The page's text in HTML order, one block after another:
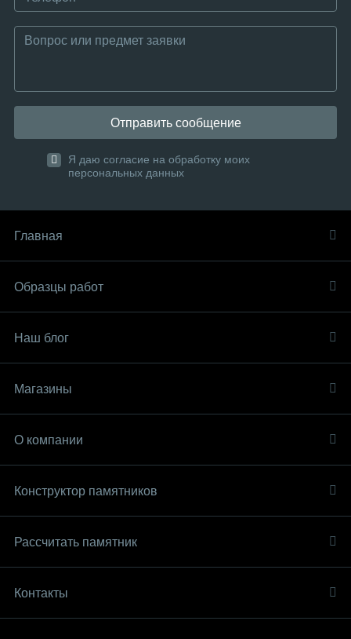
Отправить сообщение
Я даю согласие на обработку моих
персональных данных
Главная
Образцы работ
Наш блог
Магазины
О компании
Конструктор памятников
Рассчитать памятник
Контакты